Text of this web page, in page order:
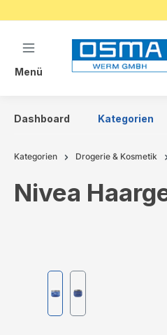
Menü
Dashboard Kategorien
Kategorien Drogerie & Kosmetik
Nivea
Bildergalerie überspringen